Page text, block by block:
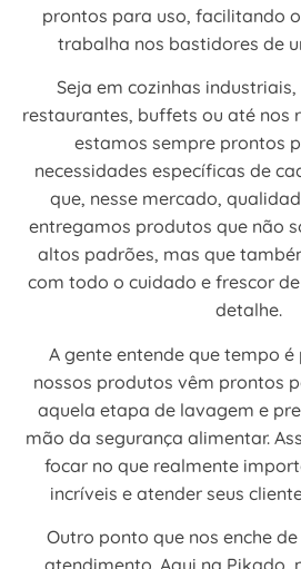
prontos para uso, facilitando
trabalha nos bastidores de
Seja em cozinhas
restaurantes, buffets ou até nos
estamos sempre prontos
necessidades específicas de
que, nesse mercado,
entregamos produtos que não
altos padrões, mas que
com todo o cuidado e frescor
detalhe.
A gente entende que tempo é
nossos produtos vêm prontos
aquela etapa de lavagem e
mão da segurança alimentar.
focar no que realmente
incríveis e atender seus
Outro ponto que nos enche
atendimento. Aqui na Pikado,